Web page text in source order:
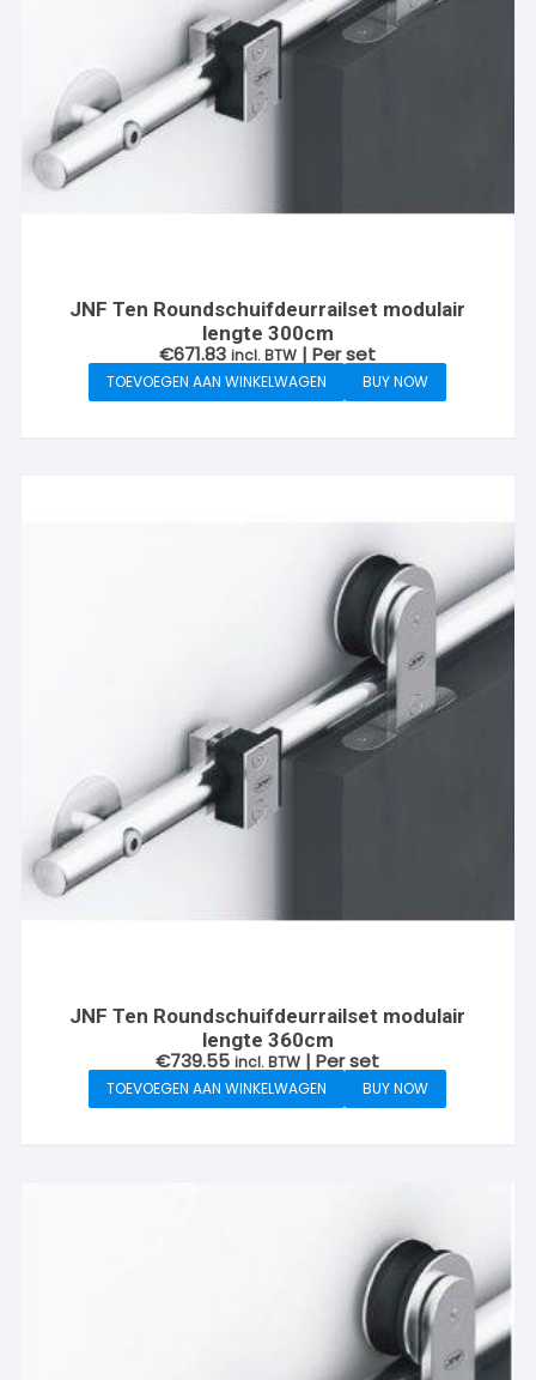
JNF Ten Roundschuifdeurrailset modulair
lengte 300cm
€671.83 incl. BTW | Per set
TOEVOEGEN AAN WINKELWAGEN BUY NOW
JNF Ten Roundschuifdeurrailset modulair
lengte 360cm
€739.55 incl. BTW | Per set
TOEVOEGEN AAN WINKELWAGEN BUY NOW